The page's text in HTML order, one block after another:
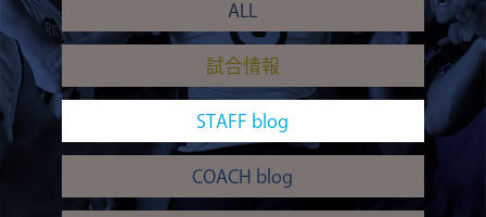
ALL
試合情報
STAFF blog
COACH blog